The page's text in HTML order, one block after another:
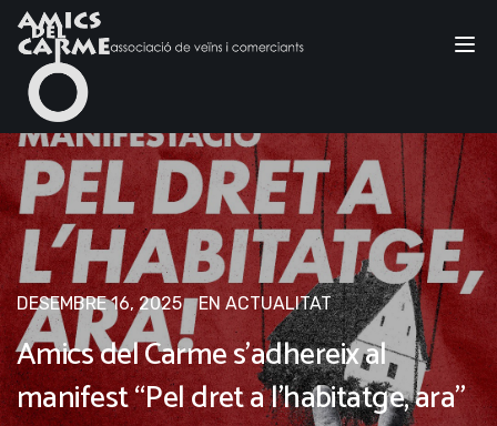
DESEMBRE 16, 2025 EN ACTUALITAT
Amics del Carme s’adhereix al
manifest “Pel dret a l’habitatge, ara”